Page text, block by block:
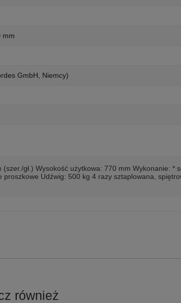
mm
GmbH, Niemcy)
gł.) Wysokość użytkowa: 770 mm Wykonanie: *
Udźwig: 500 kg 4 razy sztaplowana,
również